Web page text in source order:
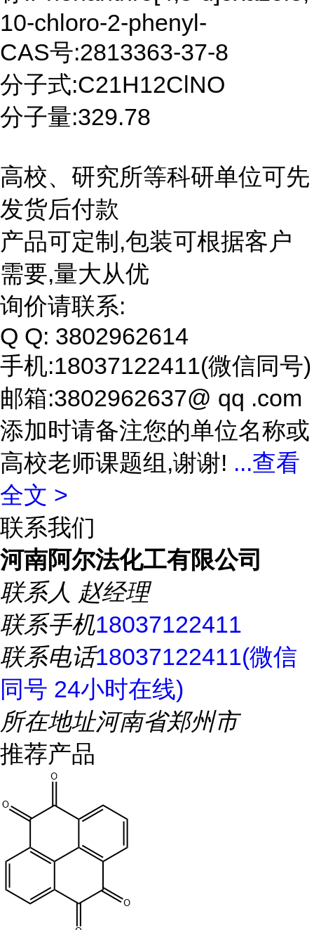
10-chloro-2-phenyl-
CAS号:2813363-37-8
分子式:C21H12ClNO
分子量:329.78
高校、研究所等科研单位可先
发货后付款
产品可定制,包装可根据客户
需要,量大从优
询价请联系:
Q Q: 3802962614
手机:18037122411(微信同号)
邮箱:3802962637@ qq .com
添加时请备注您的单位名称或
高校老师课题组,谢谢! ...查看
全文 >
联系我们
河南阿尔法化工有限公司
联系人 赵经理
联系手机18037122411
联系电话18037122411(微信
同号 24小时在线)
所在地址河南省郑州市
推荐产品